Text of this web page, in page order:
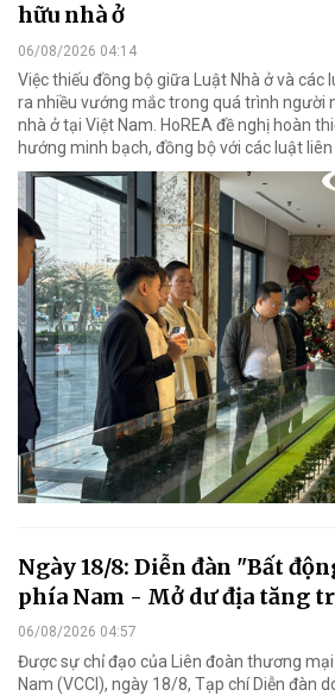
hữu nhà ở
06/08/2026 04:14
Việc thiếu đồng bộ giữa Luật Nhà ở và các
ra nhiều vướng mắc trong quá trình người
nhà ở tại Việt Nam. HoREA đề nghị hoàn
hướng minh bạch, đồng bộ với các luật liên
Ngày 18/8: Diễn đàn "Bất
phía Nam - Mở dư địa tăng
06/08/2026 04:57
Được sự chỉ đạo của Liên đoàn thương
Nam (VCCI), ngày 18/8, Tạp chí Diễn đàn